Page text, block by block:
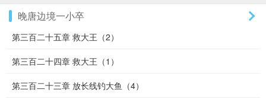
晚唐边境一小卒
第三百二十五章 救大王（2）
第三百二十四章 救大王（1）
第三百二十三章 放长线钓大鱼（4）